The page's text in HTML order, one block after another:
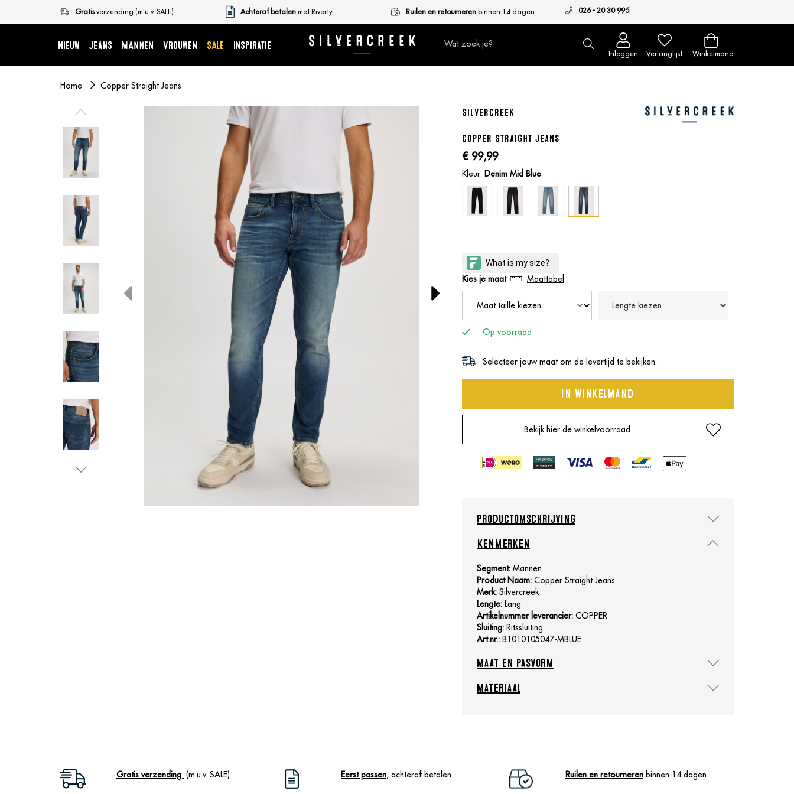
Gratisverzending (m.u.v. SALE) Achteraf betalen met Riverty Ruilen en retourneren binnen 14 dagen 026 - 20 30 995
Winkelmand
Verlanglijst
Inloggen
NIEUW Jeans MANNEN VROUWEN SALE Inspiratie
Home Copper Straight Jeans
Silvercreek
Copper Straight Jeans
€ 99,99
Kleur: Denim Mid Blue
Kies je maat Maattabel
Op voorraad
Selecteer jouw maat om de levertijd te bekijken.
In winkelmand
Bekijk hier de winkelvoorraad
Productomschrijving
Kenmerken
Segment: Mannen
Product Naam: Copper Straight Jeans
Merk: Silvercreek
Lengte: Lang
Artikelnummer leverancier: COPPER
Sluiting: Ritssluiting
Art.nr.: B1010105047-MBLUE
Maat en pasvorm
Materiaal
Gratis verzending (m.u.v. SALE) Eerst passen, achteraf betalen Ruilen en retournerenbinnen 14 dagen